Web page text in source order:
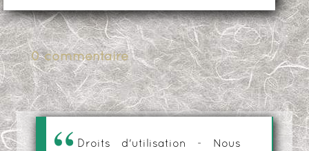
0 commentaire
Droits d'utilisation - Nous